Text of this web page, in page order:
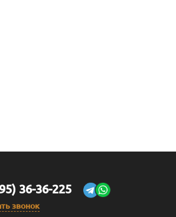
36-36-225
звонок